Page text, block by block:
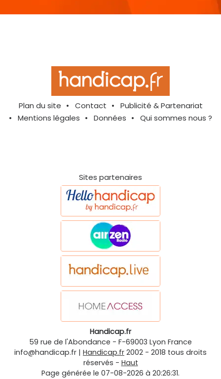
Plan du site Contact
Publicité & Partenariat
Mentions légales
Données Qui sommes nous ?
Sites partenaires
Handicap.fr
59 rue de l'Abondance - F-69003 Lyon France
info@handicap.fr | Handicap.fr 2002 - 2018 tous droits
réservés - Haut
Page générée le 07-08-2026 à 20:26:31.